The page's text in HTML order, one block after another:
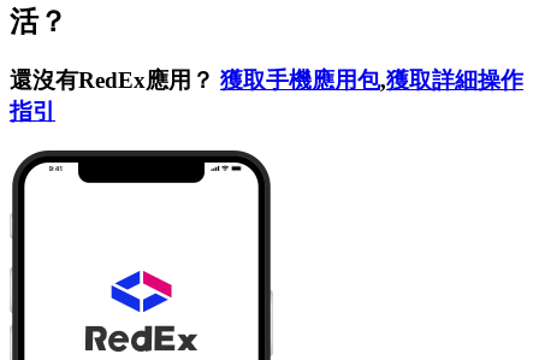
活？
還沒有RedEx應用？ 獲取手機應用包,獲取詳細操作
指引